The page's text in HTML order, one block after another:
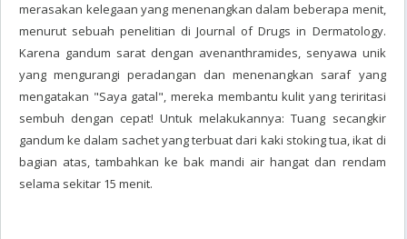
merasakan kelegaan yang menenangkan dalam beberapa menit,
menurut sebuah penelitian di Journal of Drugs in Dermatology.
Karena gandum sarat dengan avenanthramides, senyawa unik
yang mengurangi peradangan dan menenangkan saraf yang
mengatakan "Saya gatal", mereka membantu kulit yang teriritasi
sembuh dengan cepat! Untuk melakukannya: Tuang secangkir
gandum ke dalam sachet yang terbuat dari kaki stoking tua, ikat di
bagian atas, tambahkan ke bak mandi air hangat dan rendam
selama sekitar 15 menit.